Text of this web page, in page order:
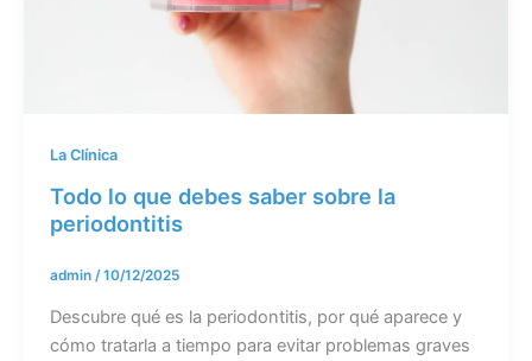
La Clínica
Todo lo que debes saber sobre la
periodontitis
admin /10/12/2025
Descubre qué es la periodontitis, por qué aparece y
cómo tratarla a tiempo para evitar problemas graves